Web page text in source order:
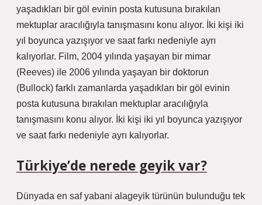
yaşadıkları bir göl evinin posta kutusuna bırakılan
mektuplar aracılığıyla tanışmasını konu alıyor. İki kişi iki
yıl boyunca yazışıyor ve saat farkı nedeniyle ayrı
kalıyorlar. Film, 2004 yılında yaşayan bir mimar
(Reeves) ile 2006 yılında yaşayan bir doktorun
(Bullock) farklı zamanlarda yaşadıkları bir göl evinin
posta kutusuna bırakılan mektuplar aracılığıyla
tanışmasını konu alıyor. İki kişi iki yıl boyunca yazışıyor
ve saat farkı nedeniyle ayrı kalıyorlar.
Türkiye’de nerede geyik var?
Dünyada en saf yabani alageyik türünün bulunduğu tek